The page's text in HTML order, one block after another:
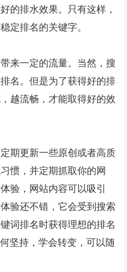
的排水效果。只有这样，
定排名的关键字。
来一定的流量。当然，搜
名。但是为了获得好的排
越流畅，才能取得好的效
期更新一些原创或者高质
惯，并定期抓取你的网
验，网站内容可以吸引
验还不错，它会受到搜索
词排名时获得理想的排名
坚持，学会转变，可以随